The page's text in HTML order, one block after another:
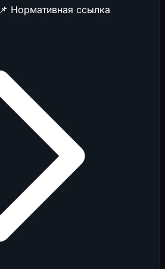
📌 Нормативная ссылка